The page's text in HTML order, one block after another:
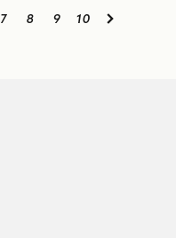
7 8 9 10